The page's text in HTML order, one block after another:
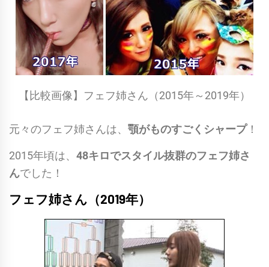
【比較画像】フェフ姉さん（2015年～2019年）
元々のフェフ姉さんは、 顎がものすごくシャープ！
2015年頃は、 48キロでスタイル抜群のフェフ姉さ
んでした！
フェフ姉さん（2019年）